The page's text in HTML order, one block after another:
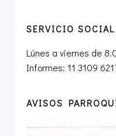
SERVICIO SOCIAL
Lúnes a viernes de
Informes: 11 3109
AVISOS